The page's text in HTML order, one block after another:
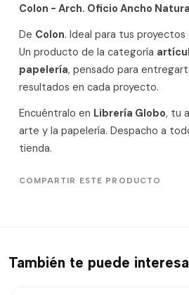
Colon - Arch. Oficio Ancho Natura
De Colon. Ideal para tus
Un producto de la categoría
papelería, pensado para
resultados en cada proyecto.
Encuéntralo en Librería Globo, tu
arte y la papelería. Despacho a
tienda.
COMPARTIR ESTE PRODUCTO
También te puede